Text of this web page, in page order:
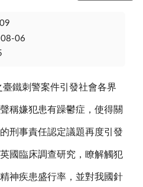
06
臺鐵刺警案件引發社會各界
稱嫌犯患有躁鬱症，使得關
刑事責任認定議題再度引發
國臨床調查研究，瞭解觸犯
神疾患盛行率，並對我國針